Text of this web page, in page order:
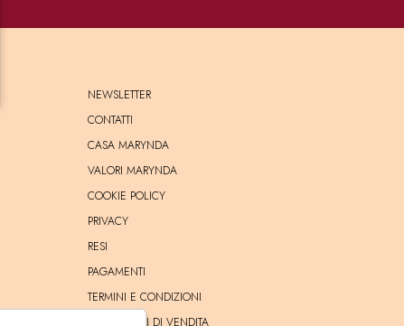
NEWSLETTER
CONTATTI
CASA MARYNDA
VALORI MARYNDA
COOKIE POLICY
PRIVACY
RESI
PAGAMENTI
TERMINI E CONDIZIONI
CONDIZIONI DI VENDITA